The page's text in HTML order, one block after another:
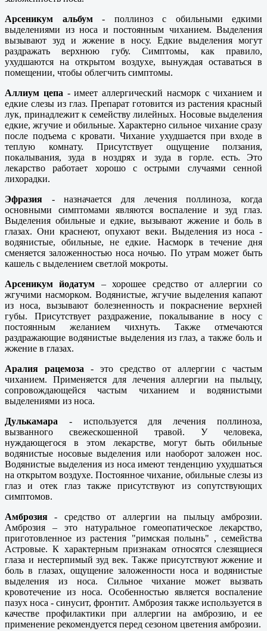
Арсеникум альбум- поллиноз с обильными едкими
выделениями из носа и постоянным чиханием. Выделения
вызывают зуд и жжение в носу. Едкие выделения могут
раздражать верхнюю губу. Симптомы, как правило,
ухудшаются на открытом воздухе, вынуждая оставаться в
помещении, чтобы облегчить симптомы.
Аллиум цепа - имеет аллергический насморк с чиханием и
едкие слезы из глаз. Препарат готовится из растения красный
лук, принадлежит к семейству лилейных. Носовые выделения
едкие, жгучие и обильные. Характерно сильное чихание сразу
после подъема с кровати. Чихание ухудшается при входе в
теплую комнату. Присутствует ощущение ползания,
покалывания, зуда в ноздрях и зуда в горле. есть. Это
лекарство работает хорошо с острыми случаями сенной
лихорадки.
Эфразия - назначается для лечения поллиноза, когда
основными симптомами являются воспаление и зуд глаз.
Выделения обильные и едкие, вызывают жжение и боль в
глазах. Они краснеют, опухают веки. Выделения из носа -
водянистые, обильные, не едкие. Насморк в течение дня
сменяется заложенностью носа ночью. По утрам может быть
кашель с выделением светлой мокроты.
Арсеникум йодатум – хорошее средство от аллергии со
жгучими насморком. Водянистые, жгучие выделения капают
из носа, вызывают болезненность и покраснение верхней
губы. Присутствует раздражение, покалывание в носу с
постоянным желанием чихнуть. Также отмечаются
раздражающие водянистые выделения из глаз, а также боль и
жжение в глазах.
Аралия рацемоза - это средство от аллергии с частым
чиханием. Применяется для лечения аллергии на пыльцу,
сопровождающейся частым чиханием и водянистыми
выделениями из носа.
Дулькамара - используется для лечения поллиноза,
вызванного свежескошенной травой. У человека,
нуждающегося в этом лекарстве, могут быть обильные
водянистые носовые выделения или наоборот заложен нос.
Водянистые выделения из носа имеют тенденцию ухудшаться
на открытом воздухе. Постоянное чихание, обильные слезы из
глаз и отек глаз также присутствуют из сопутствующих
симптомов.
Амброзия - средство от аллергии на пыльцу амброзии.
Амброзия – это натуральное гомеопатическое лекарство,
приготовленное из растения "римская полынь" , семейства
Астровые. К характерным признакам относятся слезящиеся
глаза и нестерпимый зуд век. Также присутствуют жжение и
боль в глазах, ощущение заложенности носа и водянистые
выделения из носа. Сильное чихание может вызвать
кровотечение из носа. Особенностью является воспаление
пазух носа - синусит, фронтит. Амброзия также используется в
качестве профилактики при аллергии на амброзию, и ее
применение рекомендуется перед сезоном цветения амброзии.